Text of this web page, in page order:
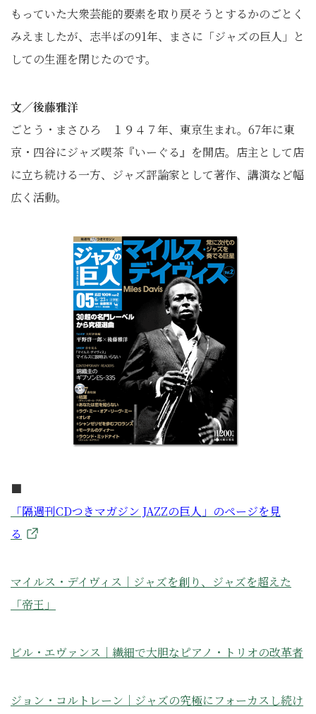
もっていた大衆芸能的要素を取り戻そうとするかのごとく
みえましたが、志半ばの91年、まさに「ジャズの巨人」と
しての生涯を閉じたのです。
文／後藤雅洋
ごとう・まさひろ １９４７年、東京生まれ。67年に東
京・四谷にジャズ喫茶『いーぐる』を開店。店主として店
に立ち続ける一方、ジャズ評論家として著作、講演など幅
広く活動。
■
「隔週刊CDつきマガジン JAZZの巨人」のページを見
る
マイルス・デイヴィス｜ジャズを創り、ジャズを超えた
「帝王」
ビル・エヴァンス｜繊細で大胆なピアノ・トリオの改革者
ジョン・コルトレーン｜ジャズの究極にフォーカスし続け